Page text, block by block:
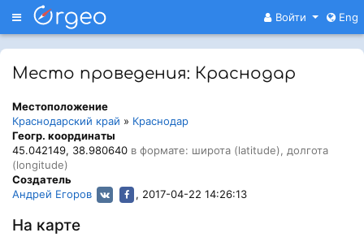
Меню Войти Eng
Место проведения: Краснодар
Местоположение
Краснодарский край » Краснодар
Геогр. координаты
45.042149, 38.980640 в формате: широта (latitude), долгота
(longitude)
Создатель
Андрей Егоров
, 2017-04-22 14:26:13
На карте